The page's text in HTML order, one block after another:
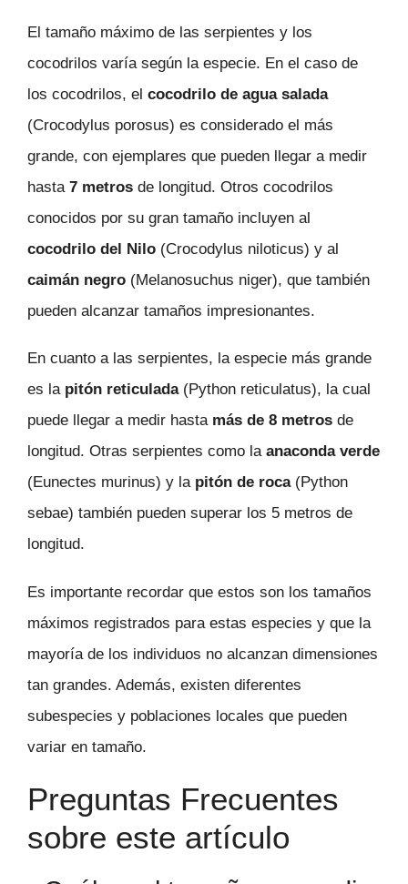
El tamaño máximo de las serpientes y los
cocodrilos varía según la especie. En el caso de
los cocodrilos, el cocodrilo de agua salada
(Crocodylus porosus) es considerado el más
grande, con ejemplares que pueden llegar a medir
hasta 7 metros de longitud. Otros cocodrilos
conocidos por su gran tamaño incluyen al
cocodrilo del Nilo (Crocodylus niloticus) y al
caimán negro (Melanosuchus niger), que también
pueden alcanzar tamaños impresionantes.
En cuanto a las serpientes, la especie más grande
es la pitón reticulada(Python reticulatus), la cual
puede llegar a medir hasta más de 8 metros de
longitud. Otras serpientes como la anaconda verde
(Eunectes murinus) y la pitón de roca(Python
sebae) también pueden superar los 5 metros de
longitud.
Es importante recordar que estos son los tamaños
máximos registrados para estas especies y que la
mayoría de los individuos no alcanzan dimensiones
tan grandes. Además, existen diferentes
subespecies y poblaciones locales que pueden
variar en tamaño.
Preguntas Frecuentes
sobre este artículo